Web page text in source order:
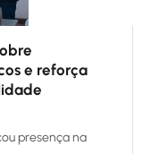
e reforça
presença na